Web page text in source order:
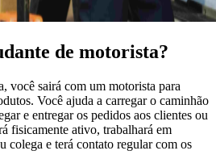
de motorista?
você sairá com um motorista para
Você ajuda a carregar o caminhão
e entregar os pedidos aos clientes ou
fisicamente ativo, trabalhará em
colega e terá contato regular com os